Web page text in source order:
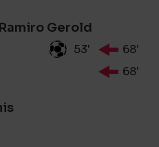
Gerold
53' 68'
68'